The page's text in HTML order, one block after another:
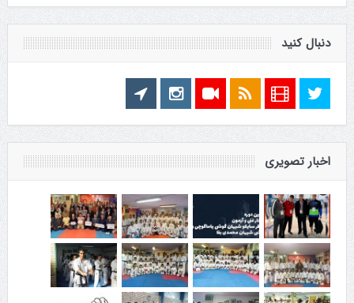
دنبال کنید
اخبار تصویری